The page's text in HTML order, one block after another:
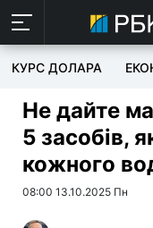
КУРС ДОЛАРА
Не дайте
5 засобів,
кожного
08:00 13.10.2025 Пн